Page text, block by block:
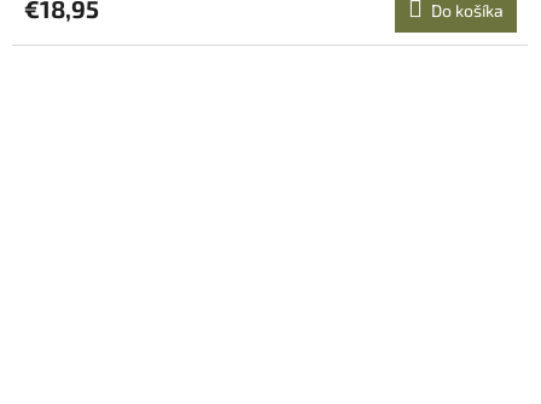
€18,95 Do košíka